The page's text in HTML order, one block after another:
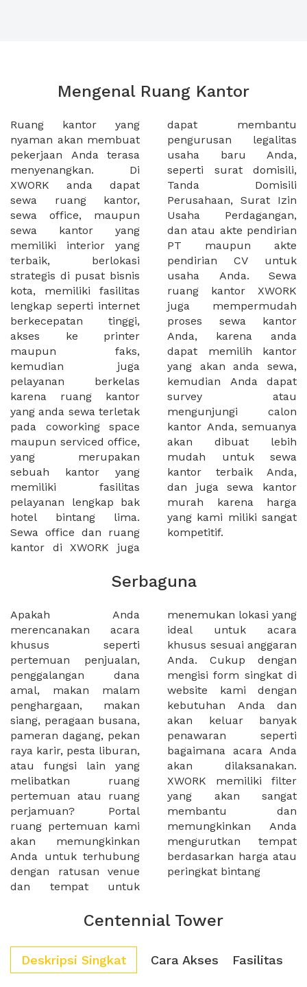
Mengenal Ruang Kantor
Ruang kantor yang
nyaman akan membuat
pekerjaan Anda terasa
menyenangkan. Di
XWORK anda dapat
sewa ruang kantor,
sewa office, maupun
sewa kantor yang
memiliki interior yang
terbaik, berlokasi
strategis di pusat bisnis
kota, memiliki fasilitas
lengkap seperti internet
berkecepatan tinggi,
akses ke printer
maupun faks,
kemudian juga
pelayanan berkelas
karena ruang kantor
yang anda sewa terletak
pada coworking space
maupun serviced office,
yang merupakan
sebuah kantor yang
memiliki fasilitas
pelayanan lengkap bak
hotel bintang lima.
Sewa office dan ruang
kantor di XWORK juga
dapat membantu
pengurusan legalitas
usaha baru Anda,
seperti surat domisili,
Tanda Domisili
Perusahaan, Surat Izin
Usaha Perdagangan,
dan atau akte pendirian
PT maupun akte
pendirian CV untuk
usaha Anda. Sewa
ruang kantor XWORK
juga mempermudah
proses sewa kantor
Anda, karena anda
dapat memilih kantor
yang akan anda sewa,
kemudian Anda dapat
survey atau
mengunjungi calon
kantor Anda, semuanya
akan dibuat lebih
mudah untuk sewa
kantor terbaik Anda,
dan juga sewa kantor
murah karena harga
yang kami miliki sangat
kompetitif.
Serbaguna
Apakah Anda
merencanakan acara
khusus seperti
pertemuan penjualan,
penggalangan dana
amal, makan malam
penghargaan, makan
siang, peragaan busana,
pameran dagang, pekan
raya karir, pesta liburan,
atau fungsi lain yang
melibatkan ruang
pertemuan atau ruang
perjamuan? Portal
ruang pertemuan kami
akan memungkinkan
Anda untuk terhubung
dengan ratusan venue
dan tempat untuk
menemukan lokasi yang
ideal untuk acara
khusus sesuai anggaran
Anda. Cukup dengan
mengisi form singkat di
website kami dengan
kebutuhan Anda dan
akan keluar banyak
penawaran seperti
bagaimana acara Anda
akan dilaksanakan.
XWORK memiliki filter
yang akan sangat
membantu dan
memungkinkan Anda
mengurutkan tempat
berdasarkan harga atau
peringkat bintang
Centennial Tower
Deskripsi Singkat Cara Akses Fasilitas